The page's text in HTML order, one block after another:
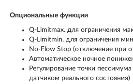
Опциональные функции
Q-Limitmax. для ограничения
Q-Limitmin. для ограничения
No-Flow Stop (отключение при
Автоматическое ночное
Регулирование точки
датчиком реального состояния)